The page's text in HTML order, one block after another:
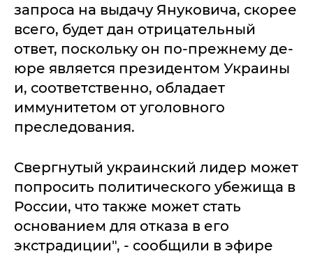
запроса на выдачу Януковича, скорее
всего, будет дан отрицательный
ответ, поскольку он по-прежнему де-
юре является президентом Украины
и, соответственно, обладает
иммунитетом от уголовного
преследования.
Свергнутый украинский лидер может
попросить политического убежища в
России, что также может стать
основанием для отказа в его
экстрадиции", - сообщили в эфире